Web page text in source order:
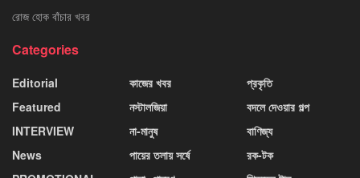
রোজ হোক বাঁচার খবর
Categories
Editorial
Featured
INTERVIEW
News
কাজের খবর
নস্টালজিয়া
না-মানুষ
পায়ের তলায় সর্ষে
প্রকৃতি
বদলে দেওয়ার গল্প
বাণিজ্য
রক-টক